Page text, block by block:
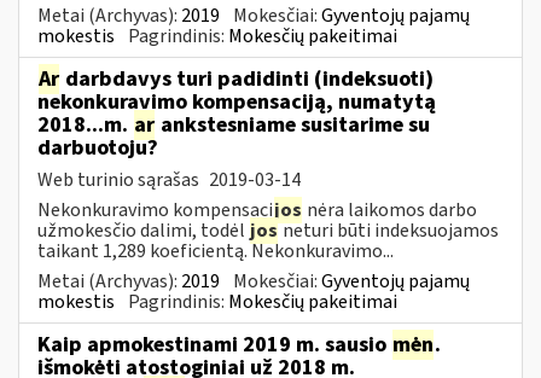
Metai (Archyvas): 2019 Mokesčiai:Gyventojų pajamų
mokestis Pagrindinis: Mokesčių pakeitimai
Ar darbdavys turi padidinti (indeksuoti)
nekonkuravimo kompensaciją, numatytą
2018...m. ar ankstesniame susitarime su
darbuotoju?
Web turinio sąrašas 2019-03-14
Nekonkuravimo kompensacijos nėra laikomos darbo
užmokesčio dalimi, todėl josneturi būti indeksuojamos
taikant 1,289 koeficientą. Nekonkuravimo...
Metai (Archyvas): 2019 Mokesčiai:Gyventojų pajamų
mokestis Pagrindinis: Mokesčių pakeitimai
Kaip apmokestinami 2019 m. sausio mėn.
išmokėti atostoginiai už 2018 m.